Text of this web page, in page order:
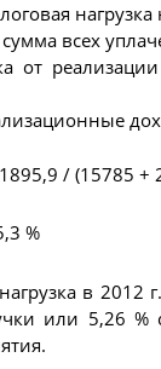
всех
от
/ (15785 +
%
в 2012
или 5,26 %